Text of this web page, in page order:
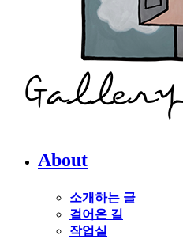
About
소개하는 글
걸어온 길
작업실